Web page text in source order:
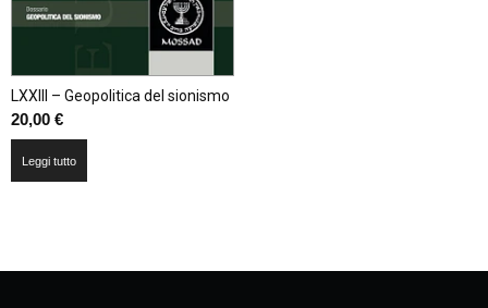
LXXIII – Geopolitica del sionismo
20,00 €
Leggi tutto